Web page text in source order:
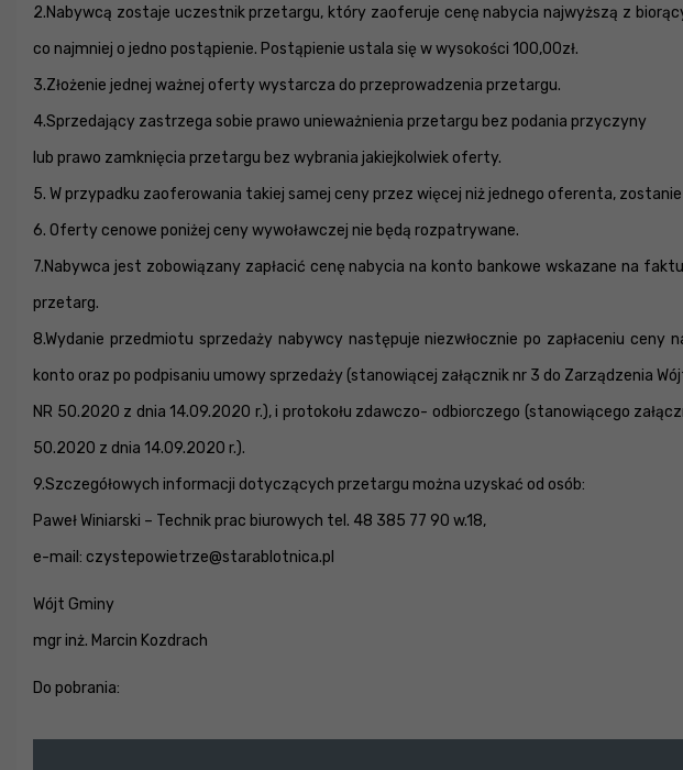
2.Nabywcą zostaje uczestnik przetargu, który zaoferuje cenę nabycia najwyższą z
co najmniej o jedno postąpienie. Postąpienie ustala się w wysokości 100,00zł.
3.Złożenie jednej ważnej oferty wystarcza do przeprowadzenia przetargu.
4.Sprzedający zastrzega sobie prawo unieważnienia przetargu bez podania przyczyny
lub prawo zamknięcia przetargu bez wybrania jakiejkolwiek oferty.
5. W przypadku zaoferowania takiej samej ceny przez więcej niż jednego oferenta,
6. Oferty cenowe poniżej ceny wywoławczej nie będą rozpatrywane.
7.Nabywca jest zobowiązany zapłacić cenę nabycia na konto bankowe wskazane na
przetarg.
8.Wydanie przedmiotu sprzedaży nabywcy następuje niezwłocznie po zapłaceniu ceny
konto oraz po podpisaniu umowy sprzedaży (stanowiącej załącznik nr 3 do Zarządzenia
NR 50.2020 z dnia 14.09.2020 r.), i protokołu zdawczo- odbiorczego (stanowiącego
50.2020 z dnia 14.09.2020 r.).
9.Szczegółowych informacji dotyczących przetargu można uzyskać od osób:
Paweł Winiarski – Technik prac biurowych tel. 48 385 77 90 w.18,
e-mail: czystepowietrze@starablotnica.pl
Wójt Gminy
mgr inż. Marcin Kozdrach
Do pobrania: